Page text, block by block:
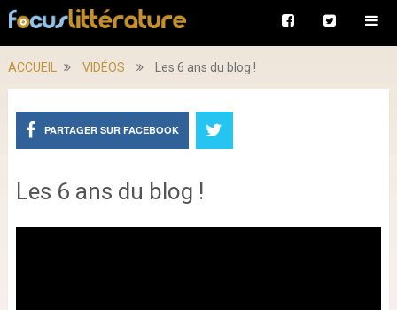
ACCUEIL VIDÉOS Les 6 ans du blog !
PARTAGER SUR FACEBOOK
Les 6 ans du blog !